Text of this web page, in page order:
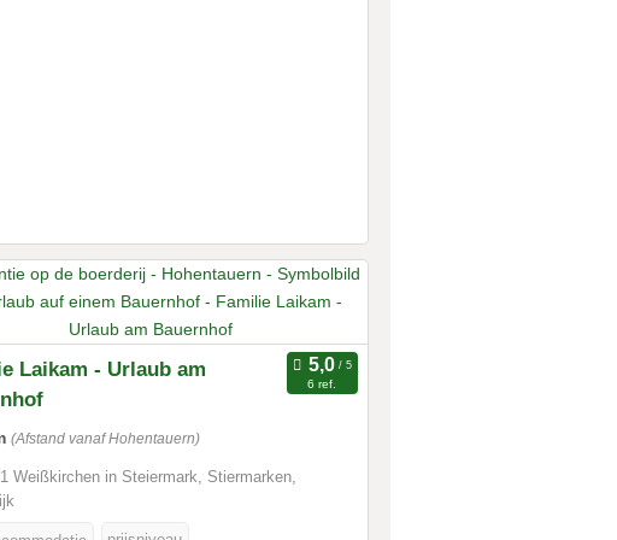
Laikam - Urlaub am
6 ref.
(Afstand vanaf Hohentauern)
Weißkirchen in Steiermark, Stiermarken,